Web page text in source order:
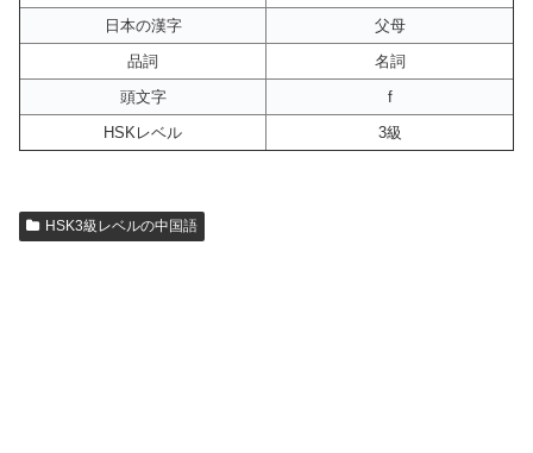
日本の漢字
父母
品詞
名詞
頭文字
f
HSKレベル
3級
HSK3級レベルの中国語